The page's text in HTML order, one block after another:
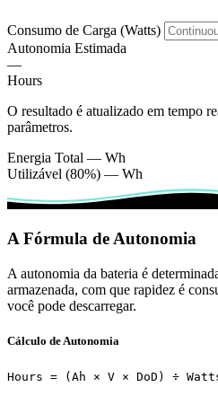
Consumo de Carga (Watts)
Autonomia Estimada
—
Hours
O resultado é atualizado em tempo
parâmetros.
Energia Total — Wh
Utilizável (80%) — Wh
A Fórmula de Autonomia
A autonomia da bateria é
armazenada, com que rapidez é
você pode descarregar.
Cálculo de Autonomia
Hours = (Ah × V × DoD) ÷